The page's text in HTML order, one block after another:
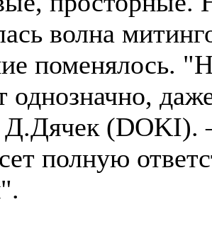
волна
поменялось.
однозначно,
(DOKI).
полную